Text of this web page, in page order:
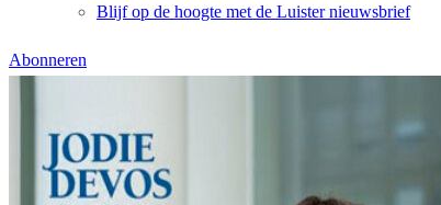
Blijf op de hoogte met de Luister nieuwsbrief
Abonneren